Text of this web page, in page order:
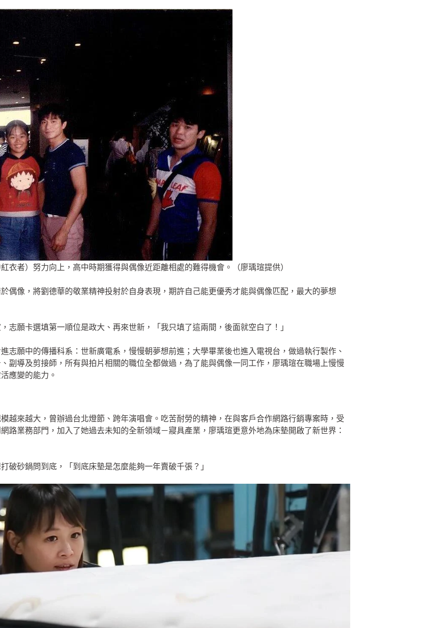
衣者）努力向上，高中時期獲得與偶像近距離相處的難得機會。（廖瑀瑄提供）
偶像，將劉德華的敬業精神投射於自身表現，期許自己能更優秀才能與偶像匹配，最大的夢想
志願卡選填第一順位是政大、再來世新，「我只填了這兩間，後面就空白了！」
志願中的傳播科系：世新廣電系，慢慢朝夢想前進；大學畢業後也進入電視台，做過執行製作、
副導及剪接師，所有與拍片相關的職位全都做過，為了能與偶像一同工作，廖瑀瑄在職場上慢慢
應變的能力。
越來越大，曾辦過台北燈節、跨年演唱會。吃苦耐勞的精神，在與客戶合作網路行銷專案時，受
路業務部門，加入了她過去未知的全新領域－寢具產業，廖瑀瑄更意外地為床墊開啟了新世界：
破砂鍋問到底，「到底床墊是怎麼能夠一年賣破千張？」